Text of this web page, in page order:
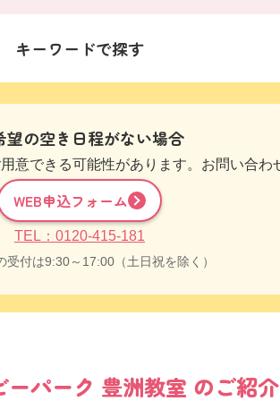
キーワードで探す
望の空き日程がない場合
意できる可能性があります。お問い合わ
WEB申込フォーム
TEL：0120-415-181
受付は9:30～17:00（土日祝を除く）
ーパーク 豊洲教室 のご紹介